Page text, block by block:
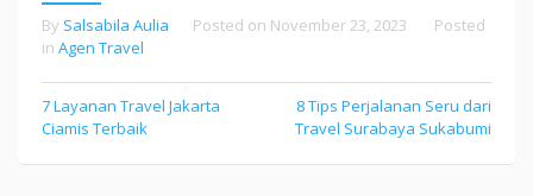
By Salsabila Aulia Posted on November 23, 2023
Posted
in Agen Travel
Post
navigation
7 Layanan Travel Jakarta
Ciamis Terbaik
8 Tips Perjalanan Seru dari
Travel Surabaya Sukabumi